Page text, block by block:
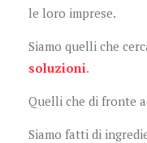
le loro imprese.
Siamo quelli che
soluzioni.
Quelli che di fronte
Siamo fatti di